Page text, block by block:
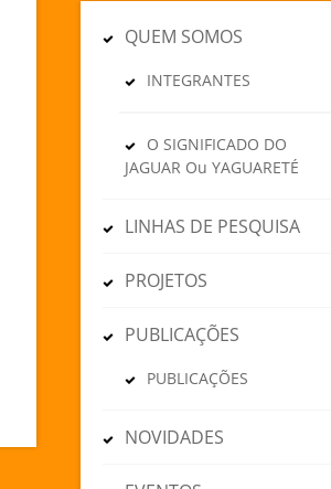
QUEM SOMOS
INTEGRANTES
O SIGNIFICADO DO
JAGUAR Ou YAGUARETÉ
LINHAS DE PESQUISA
PROJETOS
PUBLICAÇÕES
PUBLICAÇÕES
NOVIDADES